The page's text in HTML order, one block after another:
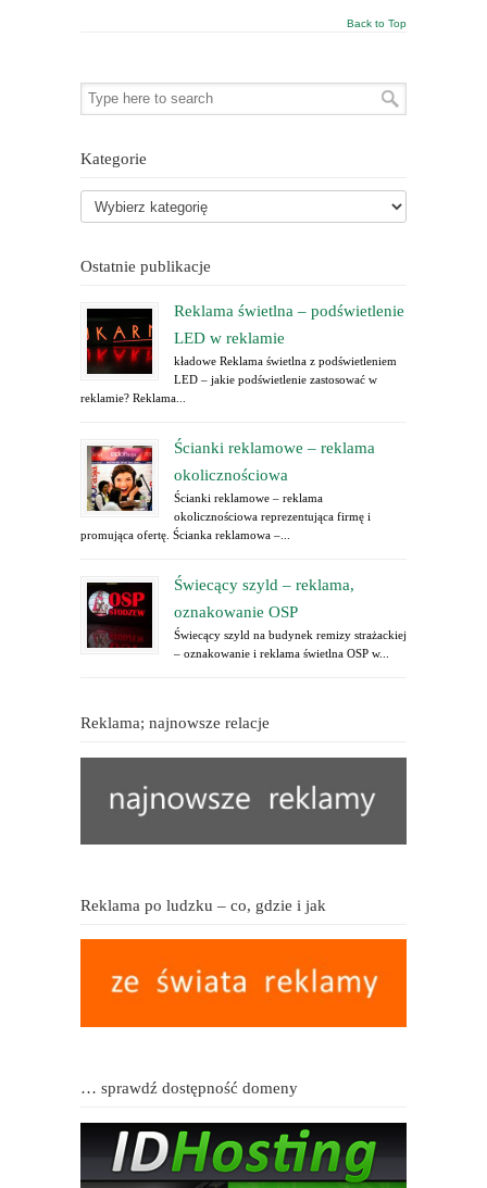
Back to Top
Kategorie
Ostatnie publikacje
Reklama świetlna – podświetlenie
LED w reklamie
kładowe Reklama świetlna z podświetleniem
LED – jakie podświetlenie zastosować w
reklamie? Reklama...
Ścianki reklamowe – reklama
okolicznościowa
Ścianki reklamowe – reklama
okolicznościowa reprezentująca firmę i
promująca ofertę. Ścianka reklamowa –...
Świecący szyld – reklama,
oznakowanie OSP
Świecący szyld na budynek remizy strażackiej
– oznakowanie i reklama świetlna OSP w...
Reklama; najnowsze relacje
Reklama po ludzku – co, gdzie i jak
… sprawdź dostępność domeny